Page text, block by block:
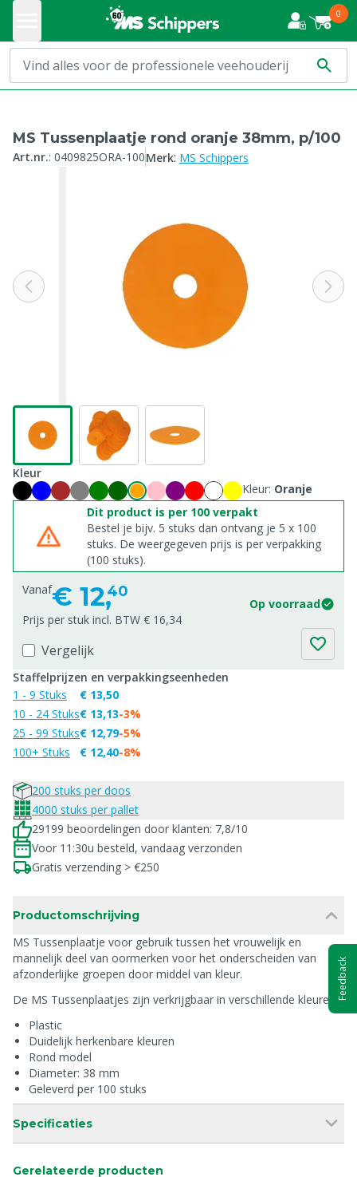
0
MS Tussenplaatje rond oranje 38mm, p/100
Art.nr.: 0409825ORA-100Merk: MS Schippers
Kleur
Kleur: Oranje
Dit product is per 100 verpakt
Bestel je bijv. 5 stuks dan ontvang je 5 x 100
stuks. De weergegeven prijs is per verpakking
(100 stuks).
Vanaf€ 12,40
Op voorraad
Prijs per stuk incl. BTW € 16,34
Vergelijk
Staffelprijzen en verpakkingseenheden
1 - 9 Stuks
10 - 24 Stuks
25 - 99 Stuks
100+ Stuks
€ 13,50
€ 13,13
€ 12,79
€ 12,40
-3%
-5%
-8%
200 stuks per doos
4000 stuks per pallet
29199 beoordelingen door klanten: 7,8/10
Voor 11:30u besteld, vandaag verzonden
Gratis verzending > €250
Productomschrijving
MS Tussenplaatje voor gebruik tussen het vrouwelijk en
mannelijk deel van oormerken voor het onderscheiden van
afzonderlijke groepen door middel van kleur.
De MS Tussenplaatjes zijn verkrijgbaar in verschillende kleuren.
Plastic
Duidelijk herkenbare kleuren
Rond model
Diameter: 38 mm
Geleverd per 100 stuks
Specificaties
Gerelateerde producten
Feedback